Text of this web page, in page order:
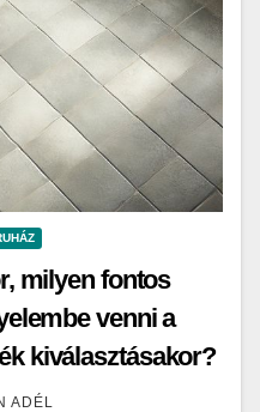
milyen fontos
venni a
kiválasztásakor?
ADÉL